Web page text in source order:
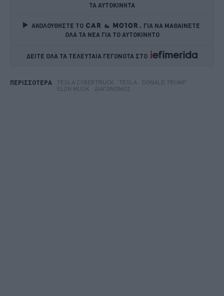
ΤΑ ΑΥΤΟΚΙΝΗΤΑ
ΑΚΟΛΟΥΘΗΣΤΕ ΤΟ
ΓΙΑ ΝΑ ΜΑΘΑΙΝΕΤΕ
ΟΛΑ ΤΑ ΝΕΑ ΓΙΑ ΤΟ ΑΥΤΟΚΙΝΗΤΟ
ΔΕΙΤΕ ΟΛΑ ΤΑ ΤΕΛΕΥΤΑΙΑ ΓΕΓΟΝΟΤΑ ΣΤΟ
ΠΕΡΙΣΣΟΤΕΡΑ TESLA CYBERTRUCK TESLA
DONALD TRUMP
ELON MUSK
ΔΙΑΓΩΝΙΣΜΌΣ